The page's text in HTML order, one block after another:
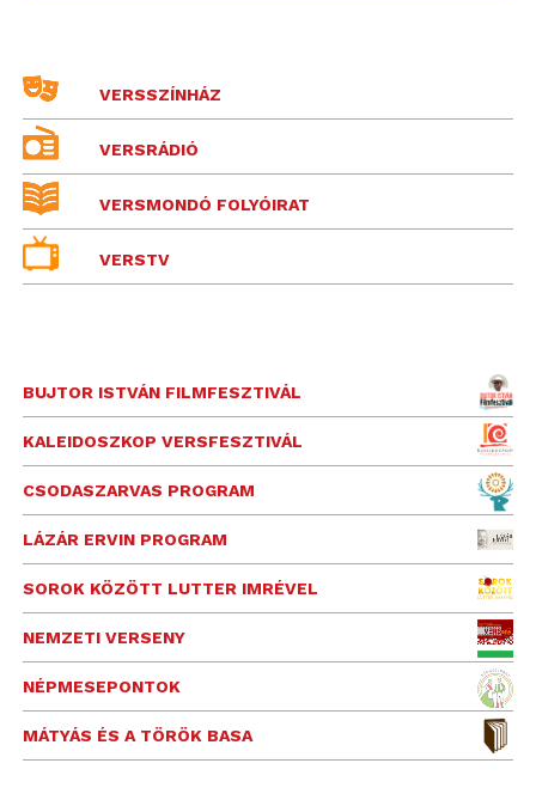
VERSSZÍNHÁZ
VERSRÁDIÓ
VERSMONDÓ FOLYÓIRAT
VERSTV
BUJTOR ISTVÁN FILMFESZTIVÁL
KALEIDOSZKOP VERSFESZTIVÁL
CSODASZARVAS PROGRAM
LÁZÁR ERVIN PROGRAM
SOROK KÖZÖTT LUTTER IMRÉVEL
NEMZETI VERSENY
NÉPMESEPONTOK
MÁTYÁS ÉS A TÖRÖK BASA